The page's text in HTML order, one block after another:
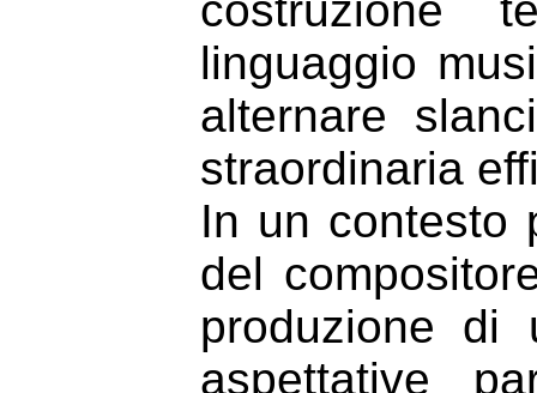
linguaggio
alternare
straordinaria
In un contesto
del
produzione di
aspettative